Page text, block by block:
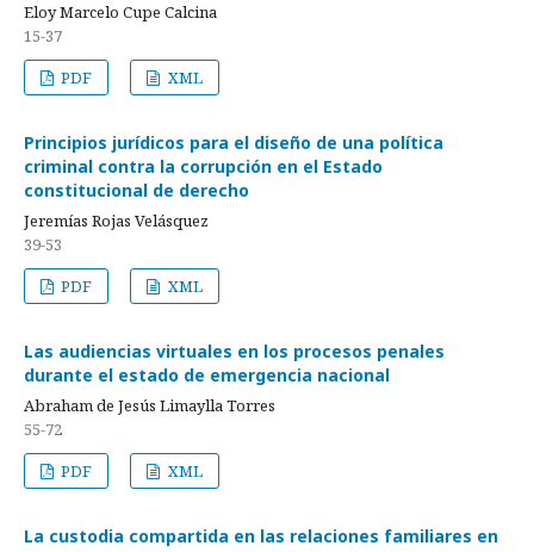
Eloy Marcelo Cupe Calcina
15-37
PDF
XML
Principios jurídicos para el diseño de una política
criminal contra la corrupción en el Estado
constitucional de derecho
Jeremías Rojas Velásquez
39-53
PDF
XML
Las audiencias virtuales en los procesos penales
durante el estado de emergencia nacional
Abraham de Jesús Limaylla Torres
55-72
PDF
XML
La custodia compartida en las relaciones familiares en